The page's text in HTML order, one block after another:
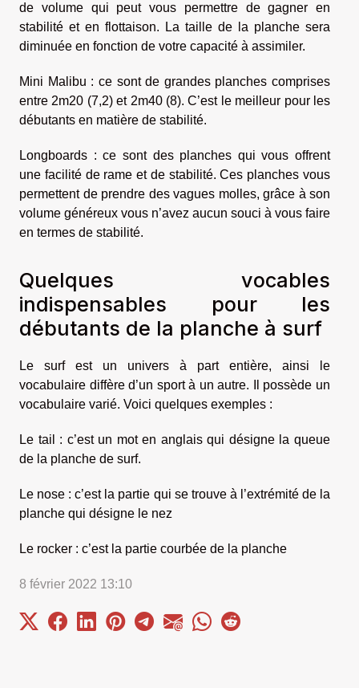
de volume qui peut vous permettre de gagner en
stabilité et en flottaison. La taille de la planche sera
diminuée en fonction de votre capacité à assimiler.
Mini Malibu : ce sont de grandes planches comprises
entre 2m20 (7,2) et 2m40 (8). C’est le meilleur pour les
débutants en matière de stabilité.
Longboards : ce sont des planches qui vous offrent
une facilité de rame et de stabilité. Ces planches vous
permettent de prendre des vagues molles, grâce à son
volume généreux vous n’avez aucun souci à vous faire
en termes de stabilité.
Quelques vocables
indispensables pour les
débutants de la planche à surf
Le surf est un univers à part entière, ainsi le
vocabulaire diffère d’un sport à un autre. Il possède un
vocabulaire varié. Voici quelques exemples :
Le tail : c’est un mot en anglais qui désigne la queue
de la planche de surf.
Le nose : c’est la partie qui se trouve à l’extrémité de la
planche qui désigne le nez
Le rocker : c’est la partie courbée de la planche
8 février 2022 13:10